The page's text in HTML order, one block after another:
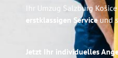
Ihr Umzug Salzburg
erstklassigen Serviceund
Jetzt Ihr individuelles